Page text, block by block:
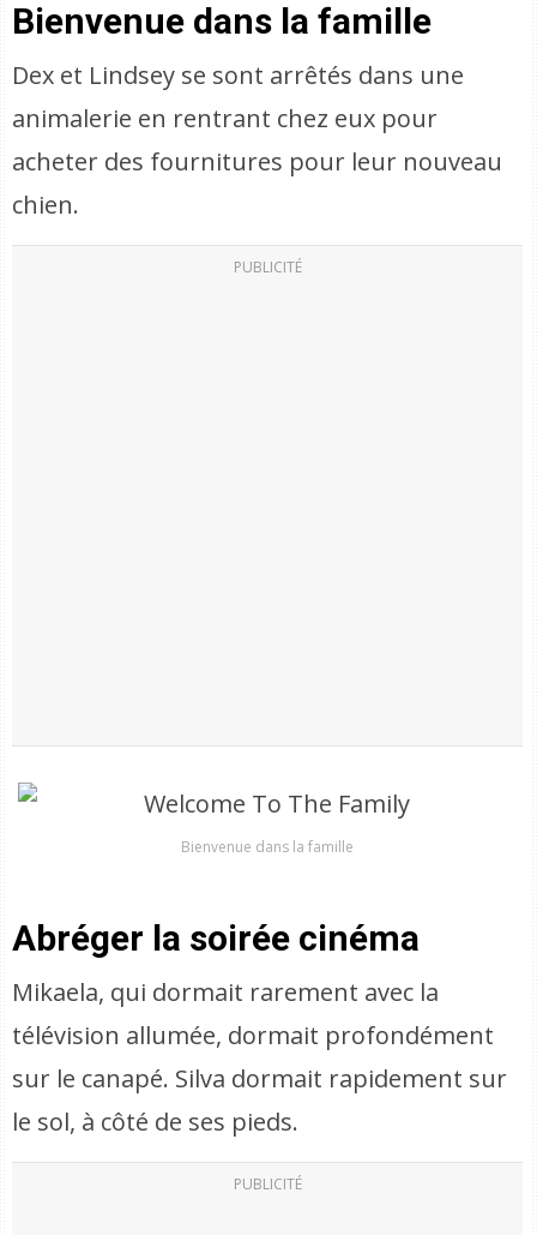
Bienvenue dans la famille
Dex et Lindsey se sont arrêtés dans une
animalerie en rentrant chez eux pour
acheter des fournitures pour leur nouveau
chien.
PUBLICITÉ
Bienvenue dans la famille
Abréger la soirée cinéma
Mikaela, qui dormait rarement avec la
télévision allumée, dormait profondément
sur le canapé. Silva dormait rapidement sur
le sol, à côté de ses pieds.
PUBLICITÉ